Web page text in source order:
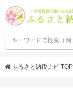
ふるさと納税ナビ TOP